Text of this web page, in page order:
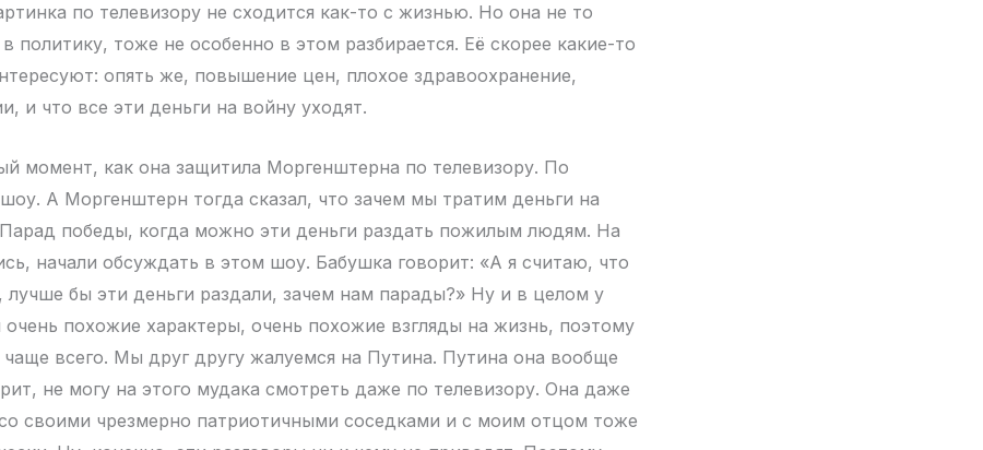
по телевизору не сходится как-то с жизнью. Но она не то
в политику, тоже не особенно в этом разбирается. Её скорее какие-то
опять же, повышение цен, плохое здравоохранение,
и что все эти деньги на войну уходят.
момент, как она защитила Моргенштерна по телевизору. По
А Моргенштерн тогда сказал, что зачем мы тратим деньги на
победы, когда можно эти деньги раздать пожилым людям. На
начали обсуждать в этом шоу. Бабушка говорит: «А я считаю, что
лучше бы эти деньги раздали, зачем нам парады?» Ну и в целом у
похожие характеры, очень похожие взгляды на жизнь, поэтому
всего. Мы друг другу жалуемся на Путина. Путина она вообще
не могу на этого мудака смотреть даже по телевизору. Она даже
своими чрезмерно патриотичными соседками и с моим отцом тоже